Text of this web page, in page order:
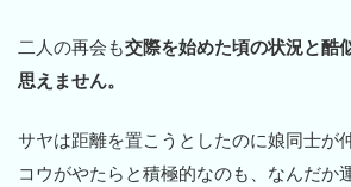
二人の再会も交際を始めた頃の状況と酷
思えません。
サヤは距離を置こうとしたのに娘同士が
コウがやたらと積極的なのも、なんだか